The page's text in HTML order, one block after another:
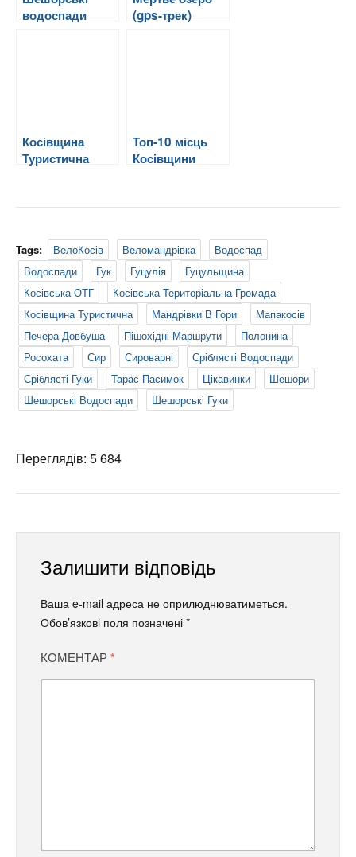
водоспади
(gps-трек)
Косівщина
Туристична
Топ-10 місць
Косівщини
Tags: ВелоКосів Веломандрівка
Водоспад
Водоспади
Гук Гуцулія
Гуцульщина
Косівська ОТГ
Косівська Територіальна Громада
Косівщина Туристична
Мандрівки В Гори
Мапакосів
Печера Довбуша
Пішохідні Маршрути
Полонина
Росохата
Сир Сироварні
Сріблясті Водоспади
Сріблясті Гуки
Тарас Пасимок Цікавинки
Шешори
Шешорські Водоспади
Шешорські Гуки
Переглядів: 5 684
Залишити відповідь
Ваша e-mail адреса не оприлюднюватиметься.
Обов’язкові поля позначені *
КОМЕНТАР*